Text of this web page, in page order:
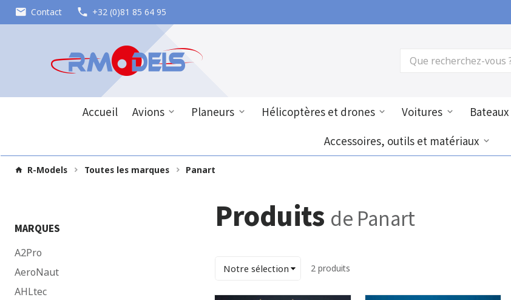
Contact +32 (0)81 85 64 95
Accueil Avions Planeurs Hélicoptères et drones Voitures Bateaux
Accessoires, outils et matériaux
R-Models Toutes les marques Panart
MARQUES
A2Pro
AeroNaut
AHLtec
Produits de Panart
Trier 2 produits